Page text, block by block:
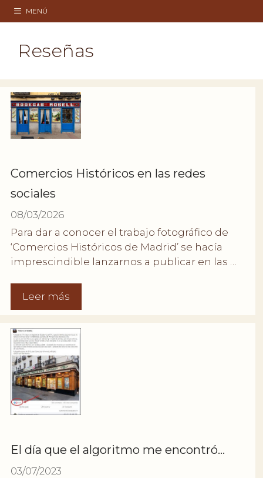
Saltar
al
MENÚ
Reseñas
Comercios Históricos en las redes
sociales
08/03/2026
Para dar a conocer el trabajo fotográfico de
‘Comercios Históricos de Madrid’ se hacía
imprescindible lanzarnos a publicar en las …
Leer más
El día que el algoritmo me encontró…
03/07/2023